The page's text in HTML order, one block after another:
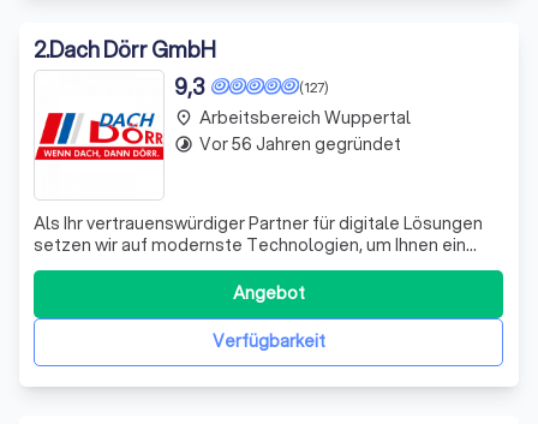
2.Dach Dörr GmbH
(127)
9,3
Als Ihr vertrauenswürdiger Partner für digitale Lösungen
setzen wir auf modernste Technologien, um Ihnen ein
optimales Online-Erlebnis zu bieten. Wir verstehen, dass
jeder Kunde einzigartig ist und individuelle Bedürfnisse
hat. Daher bieten wir maßgeschneiderte Lösungen, die auf
Ihre spezifischen An
Verfügbarkeit
Angebot
place Arbeitsbereich Wuppertal
timelapse Vor 56 Jahren gegründet